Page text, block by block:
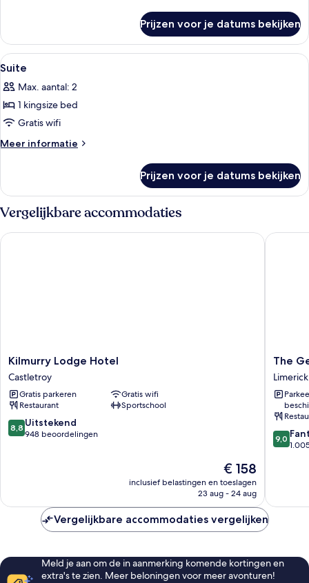
King
Room
Prijzen voor je datums bekijken
Alle
foto's
voor
Suite
laden
Woonruimte | Een 49-inch smart-tv
5
Suite
Max. aantal: 2
1 kingsize bed
Gratis wifi
Meer informatie
Meer
Prijzen voor je datums bekijken
Vergelijkbare accommodaties
Kilmurry
Lodge
Hotel
Castletroy
Kilmurry Lodge Hotel
Castletroy
Gratis parkeren
Gratis wifi
Restaurant
Sportschool
8.8
van
8,8 Uitstekend
948 beoordelingen
De
prijs
is
€ 158
inclusief belastingen en toeslagen
23 aug - 24 aug
Kilmurry Lodge Hotel
The
George
Limerick
Hotel
Limerick
City
Centre
The
9.0
van
9,0
The
Vergelijkbare accommodaties vergelijken
Meld je aan om de in aanmerking komende kortingen en
extra's te zien. Meer beloningen voor meer avonturen!